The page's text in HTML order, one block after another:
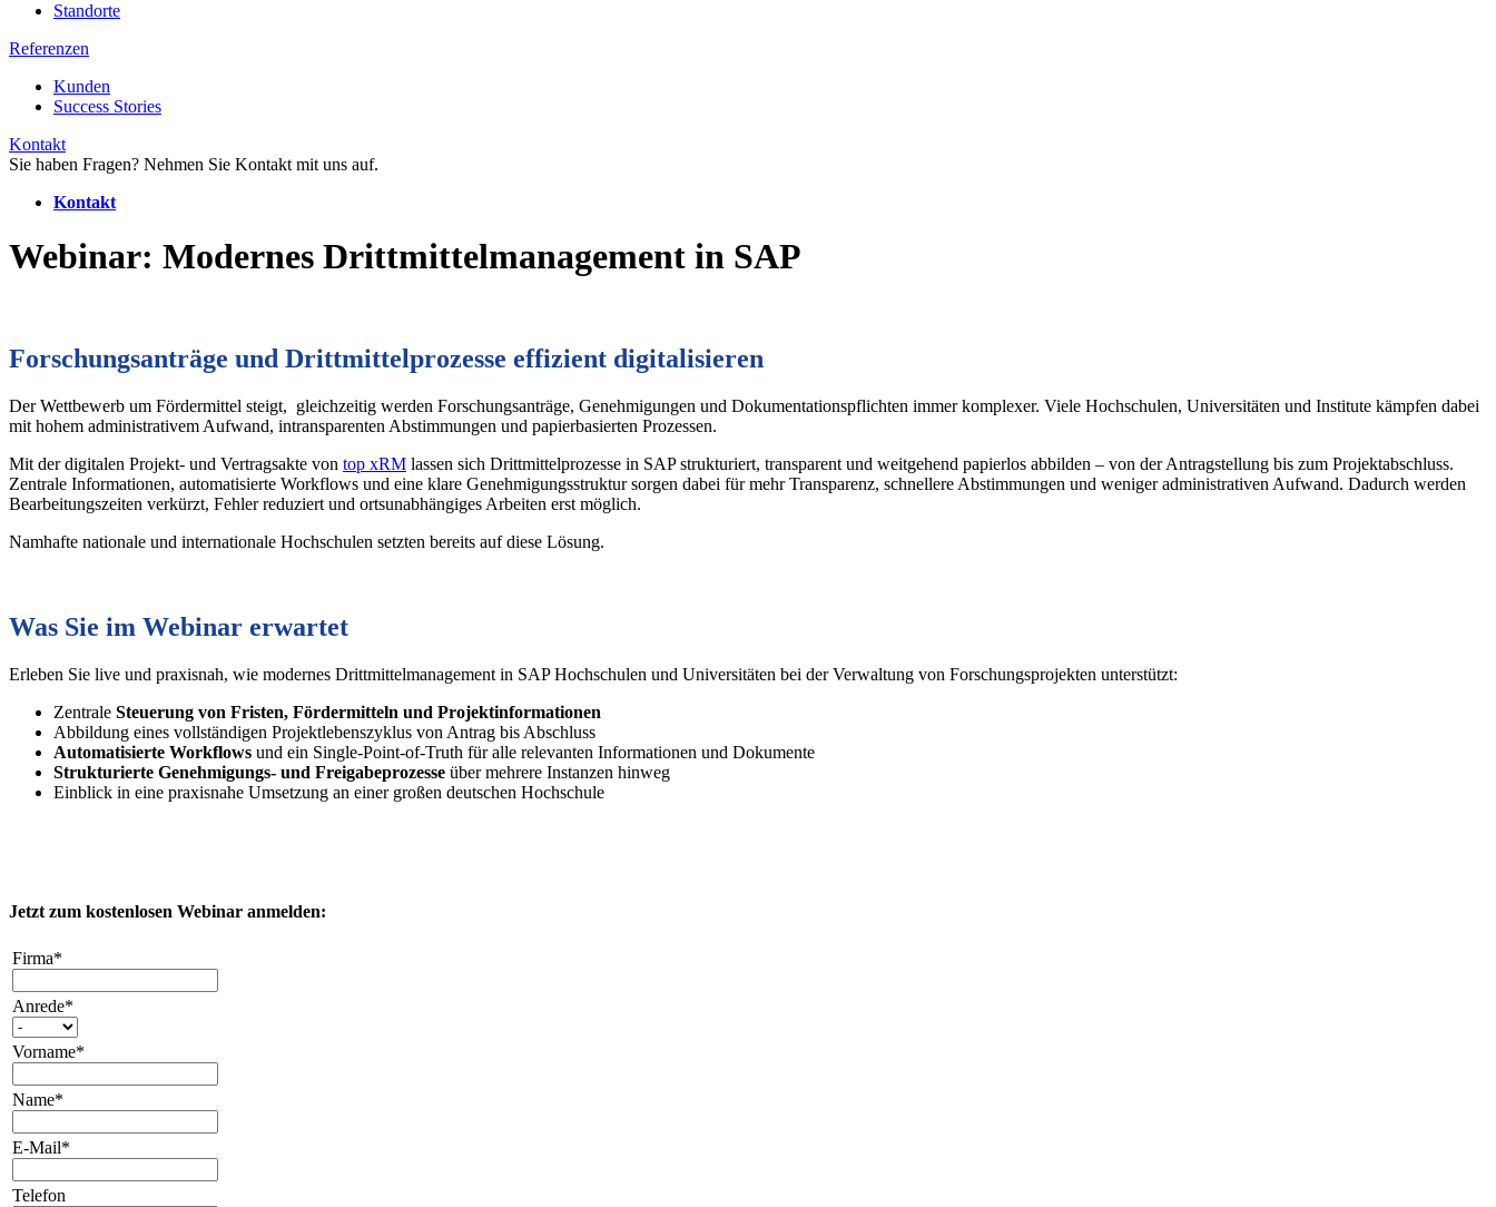
Standorte
Referenzen
Kunden
Success Stories
Kontakt
Sie haben Fragen? Nehmen Sie Kontakt mit uns auf.
Kontakt
Webinar: Modernes Drittmittelmanagement in SAP
Forschungsanträge und Drittmittelprozesse effizient digitalisieren
Der Wettbewerb um Fördermittel steigt, gleichzeitig werden Forschungsanträge, Genehmigungen und Dokumentationspflichten immer komplexer. Viele Hochschulen, Universitäten und Institute kämpfen dabei
mit hohem administrativem Aufwand, intransparenten Abstimmungen und papierbasierten Prozessen.
Mit der digitalen Projekt- und Vertragsakte von top xRM lassen sich Drittmittelprozesse in SAP strukturiert, transparent und weitgehend papierlos abbilden – von der Antragstellung bis zum Projektabschluss.
Zentrale Informationen, automatisierte Workflows und eine klare Genehmigungsstruktur sorgen dabei für mehr Transparenz, schnellere Abstimmungen und weniger administrativen Aufwand. Dadurch werden
Bearbeitungszeiten verkürzt, Fehler reduziert und ortsunabhängiges Arbeiten erst möglich.
Namhafte nationale und internationale Hochschulen setzten bereits auf diese Lösung.
Was Sie im Webinar erwartet
Erleben Sie live und praxisnah, wie modernes Drittmittelmanagement in SAP Hochschulen und Universitäten bei der Verwaltung von Forschungsprojekten unterstützt:
Zentrale Steuerung von Fristen, Fördermitteln und Projektinformationen
Abbildung eines vollständigen Projektlebenszyklus von Antrag bis Abschluss
Automatisierte Workflows und ein Single-Point-of-Truth für alle relevanten Informationen und Dokumente
Strukturierte Genehmigungs- und Freigabeprozesse über mehrere Instanzen hinweg
Einblick in eine praxisnahe Umsetzung an einer großen deutschen Hochschule
Jetzt zum kostenlosen Webinar anmelden:
Firma*
Anrede*
Vorname*
Name*
E-Mail*
Telefon